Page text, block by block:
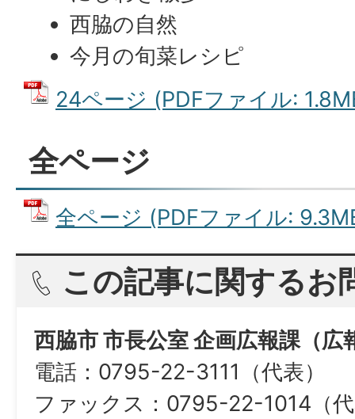
西脇の自然
今月の旬菜レシピ
24ページ (PDFファイル:
全ページ
全ページ (PDFファイル:
この記事に関するお
西脇市 市長公室 企画広報課（広
電話：0795-22-3111（代表）
ファックス：0795-22-1014（